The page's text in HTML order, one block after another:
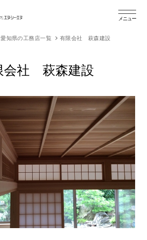
メニュー
愛知県の工務店一覧 有限会社 萩森建設
会社 萩森建設